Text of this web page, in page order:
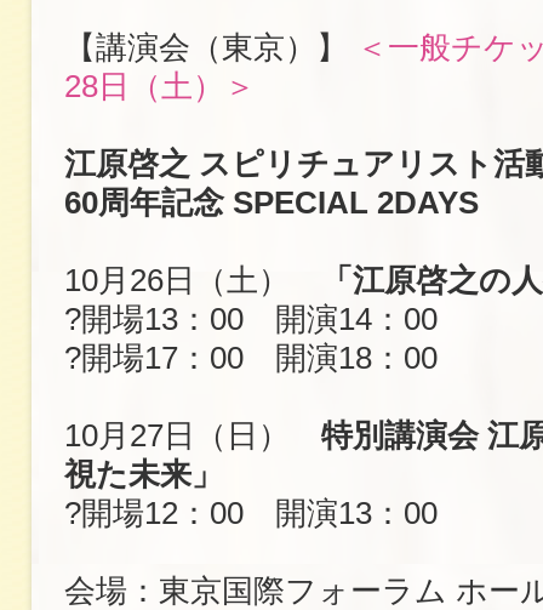
【講演会（東京）】
＜一般チケ
28日（土）＞
江原啓之 スピリチュアリスト活
60周年記念 SPECIAL 2DAYS
10月26日（土）
「江原啓之の
?開場13：00 開演14：00
?開場17：00 開演18：00
10月27日（日） 特別講演会 江
視た未来」
?開場12：00 開演13：00
会場：東京国際フォーラム ホー